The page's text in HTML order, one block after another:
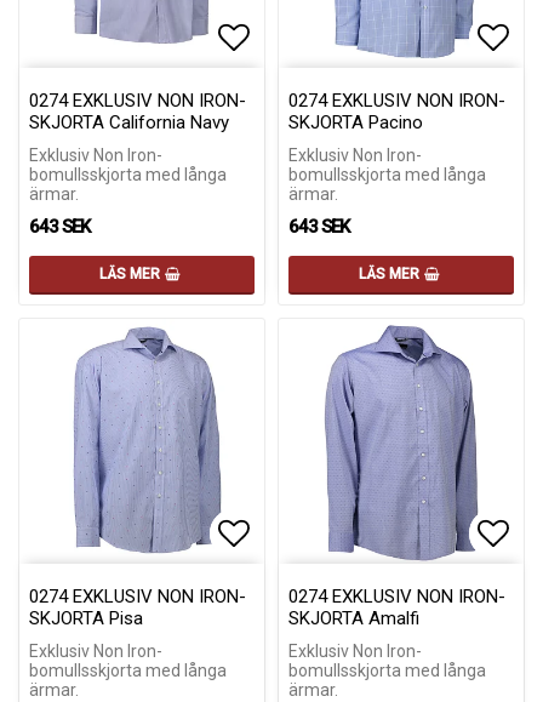
0274 EXKLUSIV NON IRON-
SKJORTA California Navy
Exklusiv Non Iron-
bomullsskjorta med långa
ärmar.
643 SEK
LÄS MER
0274 EXKLUSIV NON IRON-
SKJORTA Pacino
Exklusiv Non Iron-
bomullsskjorta med långa
ärmar.
643 SEK
LÄS MER
Lägg till i favoritlistan
Lägg till i favoritlistan
0274 EXKLUSIV NON IRON-
SKJORTA Pisa
Exklusiv Non Iron-
bomullsskjorta med långa
ärmar.
0274 EXKLUSIV NON IRON-
SKJORTA Amalfi
Exklusiv Non Iron-
bomullsskjorta med långa
ärmar.